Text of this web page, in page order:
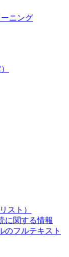
ニング
スト）
に関する情報
のフルテキスト